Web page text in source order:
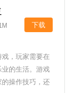
下载
，玩家需要在
的生活。游戏
操作技巧，还